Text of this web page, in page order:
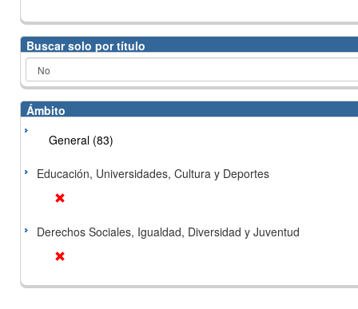
Buscar solo por título
Ámbito
General (83)
Educación, Universidades, Cultura y Deportes
Derechos Sociales, Igualdad, Diversidad y Juventud